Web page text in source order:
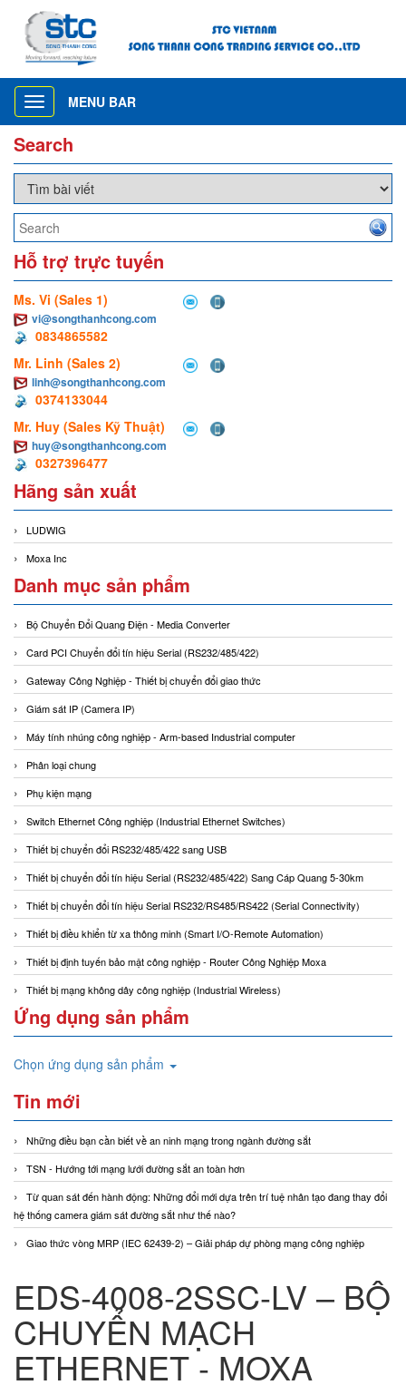
Toggle
navigation
MENU BAR
Search
Hỗ trợ trực tuyến
Ms. Vi (Sales 1)
vi@songthanhcong.com
0834865582
Mr. Linh (Sales 2)
linh@songthanhcong.com
0374133044
Mr. Huy (Sales Kỹ Thuật)
huy@songthanhcong.com
0327396477
Hãng sản xuất
LUDWIG
Moxa Inc
Danh mục sản phẩm
Bộ Chuyển Đổi Quang Điện - Media Converter
Card PCI Chuyển đổi tín hiệu Serial (RS232/485/422)
Gateway Công Nghiệp - Thiết bị chuyển đổi giao thức
Giám sát IP (Camera IP)
Máy tính nhúng công nghiệp - Arm-based Industrial computer
Phân loại chung
Phụ kiện mạng
Switch Ethernet Công nghiệp (Industrial Ethernet Switches)
Thiết bị chuyển đổi RS232/485/422 sang USB
Thiết bị chuyển đổi tín hiệu Serial (RS232/485/422) Sang Cáp Quang 5-30km
Thiết bị chuyển đổi tín hiệu Serial RS232/RS485/RS422 (Serial Connectivity)
Thiết bị điều khiển từ xa thông minh (Smart I/O-Remote Automation)
Thiết bị định tuyến bảo mật công nghiệp - Router Công Nghiệp Moxa
Thiết bị mạng không dây công nghiệp (Industrial Wireless)
Ứng dụng sản phẩm
Chọn ứng dụng sản phẩm
Tin mới
Những điều bạn cần biết về an ninh mạng trong ngành đường sắt
TSN - Hướng tới mạng lưới đường sắt an toàn hơn
Từ quan sát đến hành động: Những đổi mới dựa trên trí tuệ nhân tạo đang thay đổi
hệ thống camera giám sát đường sắt như thế nào?
Giao thức vòng MRP (IEC 62439-2) – Giải pháp dự phòng mạng công nghiệp
EDS-4008-2SSC-LV – BỘ
CHUYỂN MẠCH
ETHERNET - MOXA